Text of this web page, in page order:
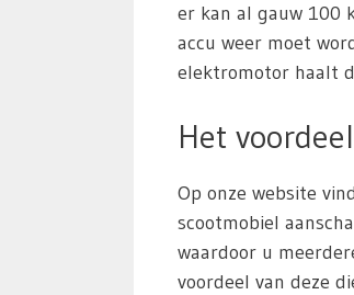
er kan al gauw 100
accu weer moet
elektromotor haalt
Het
Op onze website
scootmobiel
waardoor u
voordeel van deze